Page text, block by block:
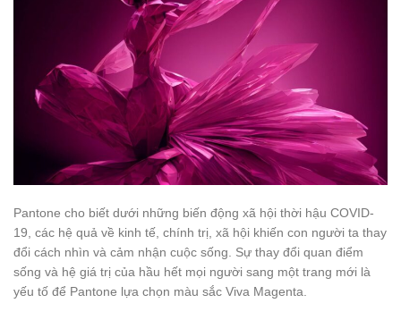
Pantone cho biết dưới những biến động xã hội thời hậu COVID-
19, các hệ quả về kinh tế, chính trị, xã hội khiến con người ta thay
đổi cách nhìn và cảm nhận cuộc sống. Sự thay đổi quan điểm
sống và hệ giá trị của hầu hết mọi người sang một trang mới là
yếu tố để Pantone lựa chọn màu sắc Viva Magenta.